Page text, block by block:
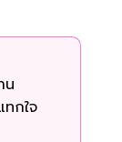
น
ทกใจ